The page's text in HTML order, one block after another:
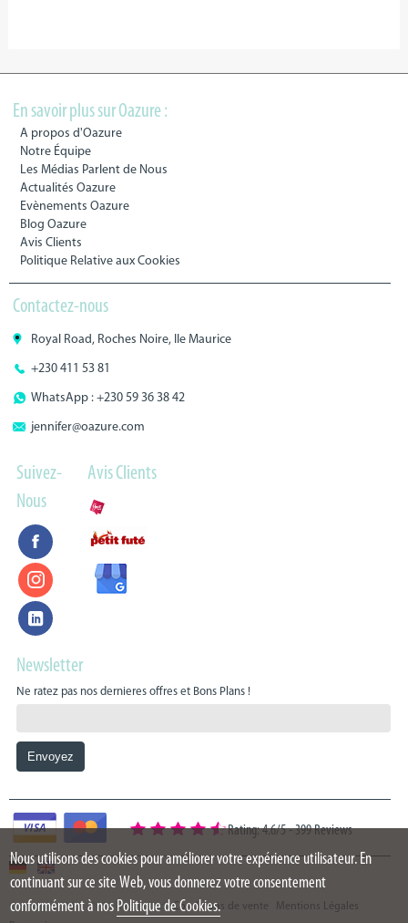
En savoir plus sur Oazure :
A propos d'Oazure
Notre Équipe
Les Médias Parlent de Nous
Actualités Oazure
Evènements Oazure
Blog Oazure
Avis Clients
Politique Relative aux Cookies
Contactez-nous
Royal Road, Roches Noire, Ile Maurice
+230 411 53 81
WhatsApp : +230 59 36 38 42
jennifer@oazure.com
Suivez-
Nous
Avis Clients
Newsletter
Ne ratez pas nos dernieres offres et Bons Plans !
Rating: 4.6/5-399 Reviews
Copyright 2015 - 2026 Oazure Ltd Conditions de vente
Mentions Légales
Nous utilisons des cookies pour améliorer votre expérience utilisateur. En
continuant sur ce site Web, vous donnerez votre consentement
conformément à nosPolitique de Cookies.